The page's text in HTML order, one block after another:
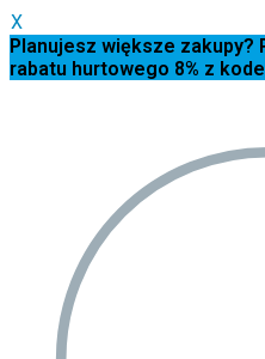
X
Planujesz większe zakupy?
rabatu hurtowego 8% z